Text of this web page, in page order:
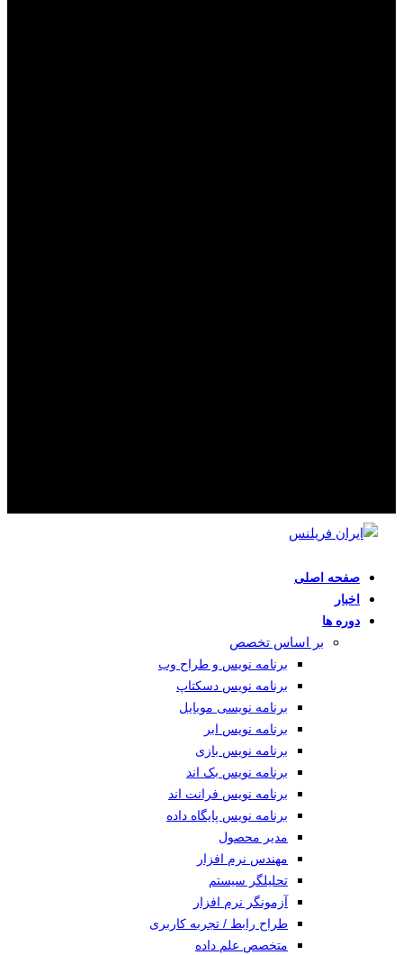
صفحه اصلی
اخبار
دوره ها
بر اساس تخصص
برنامه نویس و طراح وب
برنامه نویس دسکتاپ
برنامه نویسی موبایل
برنامه نویس ابر
برنامه نویس بازی
برنامه نویس بک اند
برنامه نویس فرانت اند
برنامه نویس پایگاه داده
مدیر محصول
مهندس نرم افزار
تحلیلگر سیستم
آزمونگر نرم افزار
طراح رابط / تجربه کاربری
متخصص علم داده